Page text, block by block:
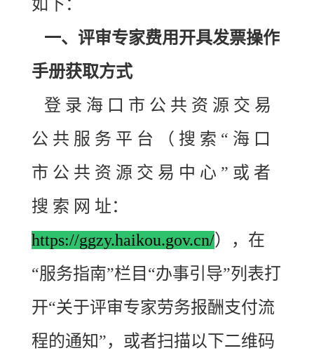
如下：
一、评审专家费用开具发票操作
手册获取方式
登 录 海 口 市 公 共 资 源 交 易
公 共 服 务 平 台 （ 搜 索 “ 海 口
市 公 共 资 源 交 易 中 心 ” 或 者
搜 索 网 址：
https://ggzy.haikou.gov.cn/），在
“服务指南”栏目“办事引导”列表打
开“关于评审专家劳务报酬支付流
程的通知”，或者扫描以下二维码